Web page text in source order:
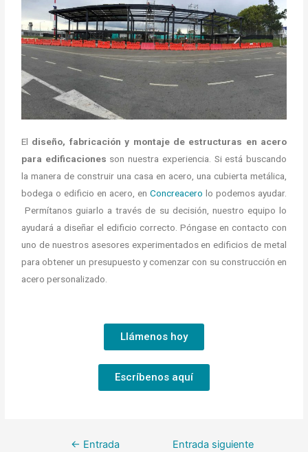
El diseño, fabricación y montaje de estructuras en acero
para edificaciones son nuestra experiencia. Si está buscando
la manera de construir una casa en acero, una cubierta metálica,
bodega o edificio en acero, en Concreacero lo podemos ayudar.
Permítanos guiarlo a través de su decisión, nuestro equipo lo
ayudará a diseñar el edificio correcto. Póngase en contacto con
uno de nuestros asesores experimentados en edificios de metal
para obtener un presupuesto y comenzar con su construcción en
acero personalizado.
Llámenos hoy
Escríbenos aquí
← Entrada
Entrada siguiente